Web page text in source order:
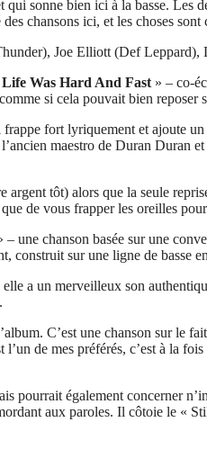
sonne bien ici à la basse. Les
chansons ici, et les choses
Joe Elliott (Def Leppard),
Was Hard And Fast » – co-
si cela pouvait bien
fort lyriquement et ajoute
maestro de Duran Duran
argent tôt) alors que la seule
de vous frapper les oreilles
chanson basée sur une
construit sur une ligne de basse
a un merveilleux son
C’est une chanson sur le
de mes préférés, c’est à la
également concerner
aux paroles. Il côtoie le